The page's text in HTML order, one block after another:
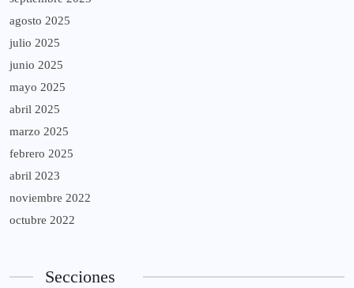
agosto 2025
julio 2025
junio 2025
mayo 2025
abril 2025
marzo 2025
febrero 2025
abril 2023
noviembre 2022
octubre 2022
Secciones